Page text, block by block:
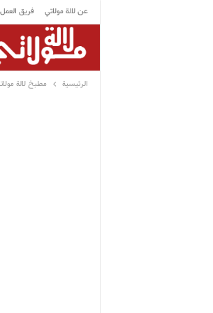
عن لالة مولاتي فريق العمل
الرئيسية مطبخ لالة